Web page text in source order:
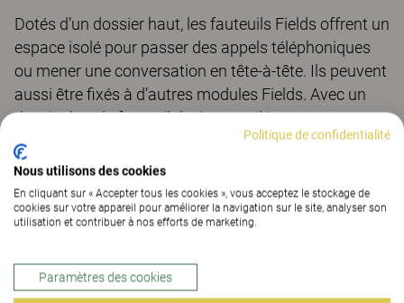
Dotés d’un dossier haut, les fauteuils Fields offrent un
espace isolé pour passer des appels téléphoniques
ou mener une conversation en tête-à-tête. Ils peuvent
aussi être fixés à d’autres modules Fields. Avec un
dossier bas, le fauteuil devient un élément autonome
de l’aménagement, parfait pour créer des
environnements ouverts et accueillants. En option,
les fauteuils peuvent être dotés d’une fonction
pivotante et de prises de courant intégrées au socle.
Politique de confidentialité
Nous utilisons des cookies
En cliquant sur « Accepter tous les cookies », vous acceptez le stockage de
cookies sur votre appareil pour améliorer la navigation sur le site, analyser son
utilisation et contribuer à nos efforts de marketing.
Paramètres des cookies